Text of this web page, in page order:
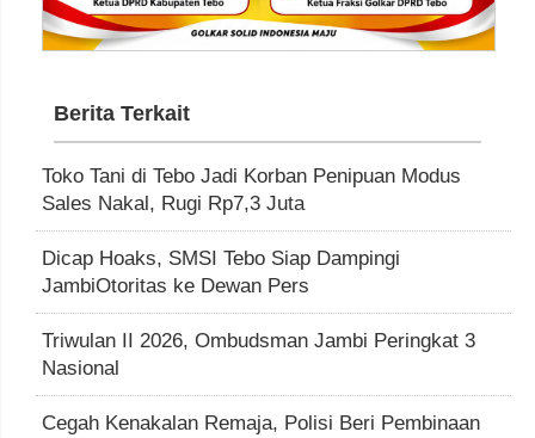
Berita Terkait
Toko Tani di Tebo Jadi Korban Penipuan Modus
Sales Nakal, Rugi Rp7,3 Juta
Dicap Hoaks, SMSI Tebo Siap Dampingi
JambiOtoritas ke Dewan Pers
Triwulan II 2026, Ombudsman Jambi Peringkat 3
Nasional
Cegah Kenakalan Remaja, Polisi Beri Pembinaan